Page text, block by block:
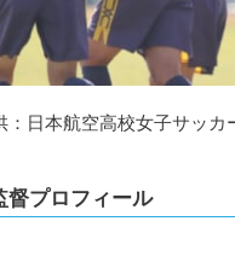
：日本航空高校女子サッカ
督プロフィール